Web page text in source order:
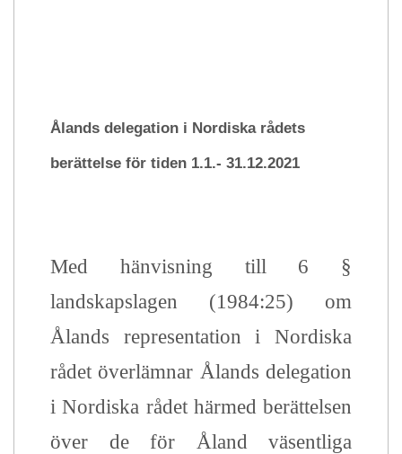
Ålands delegation i Nordiska rådets
berättelse för tiden 1.1.- 31.12.2021
Med hänvisning till 6 §
landskapslagen (1984:25) om
Ålands representation i Nordiska
rådet överlämnar Ålands delegation
i Nordiska rådet härmed berättelsen
över de för Åland väsentliga